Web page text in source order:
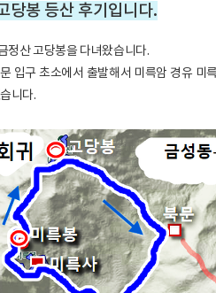
당봉 등산 후기입니다.
정산 고당봉을 다녀왔습니다.
입구 초소에서 출발해서 미륵암 경유 미
니다.